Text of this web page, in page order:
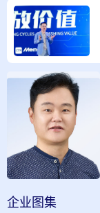
企业图集